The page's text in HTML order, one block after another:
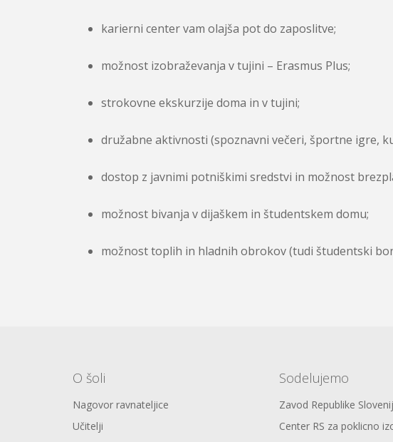
karierni center vam olajša pot do zaposlitve;
možnost izobraževanja v tujini – Erasmus Plus;
strokovne ekskurzije doma in v tujini;
družabne aktivnosti (spoznavni večeri, športne igre,
dostop z javnimi potniškimi sredstvi in možnost
možnost bivanja v dijaškem in študentskem domu;
možnost toplih in hladnih obrokov (tudi študentski
O šoli
Nagovor ravnateljice
Učitelji
Sodelujemo
Zavod Republike
Center RS za poklicno